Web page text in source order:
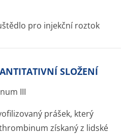
pro injekční roztok
SLOŽENÍ
III
prášek, který
získaný z lidské